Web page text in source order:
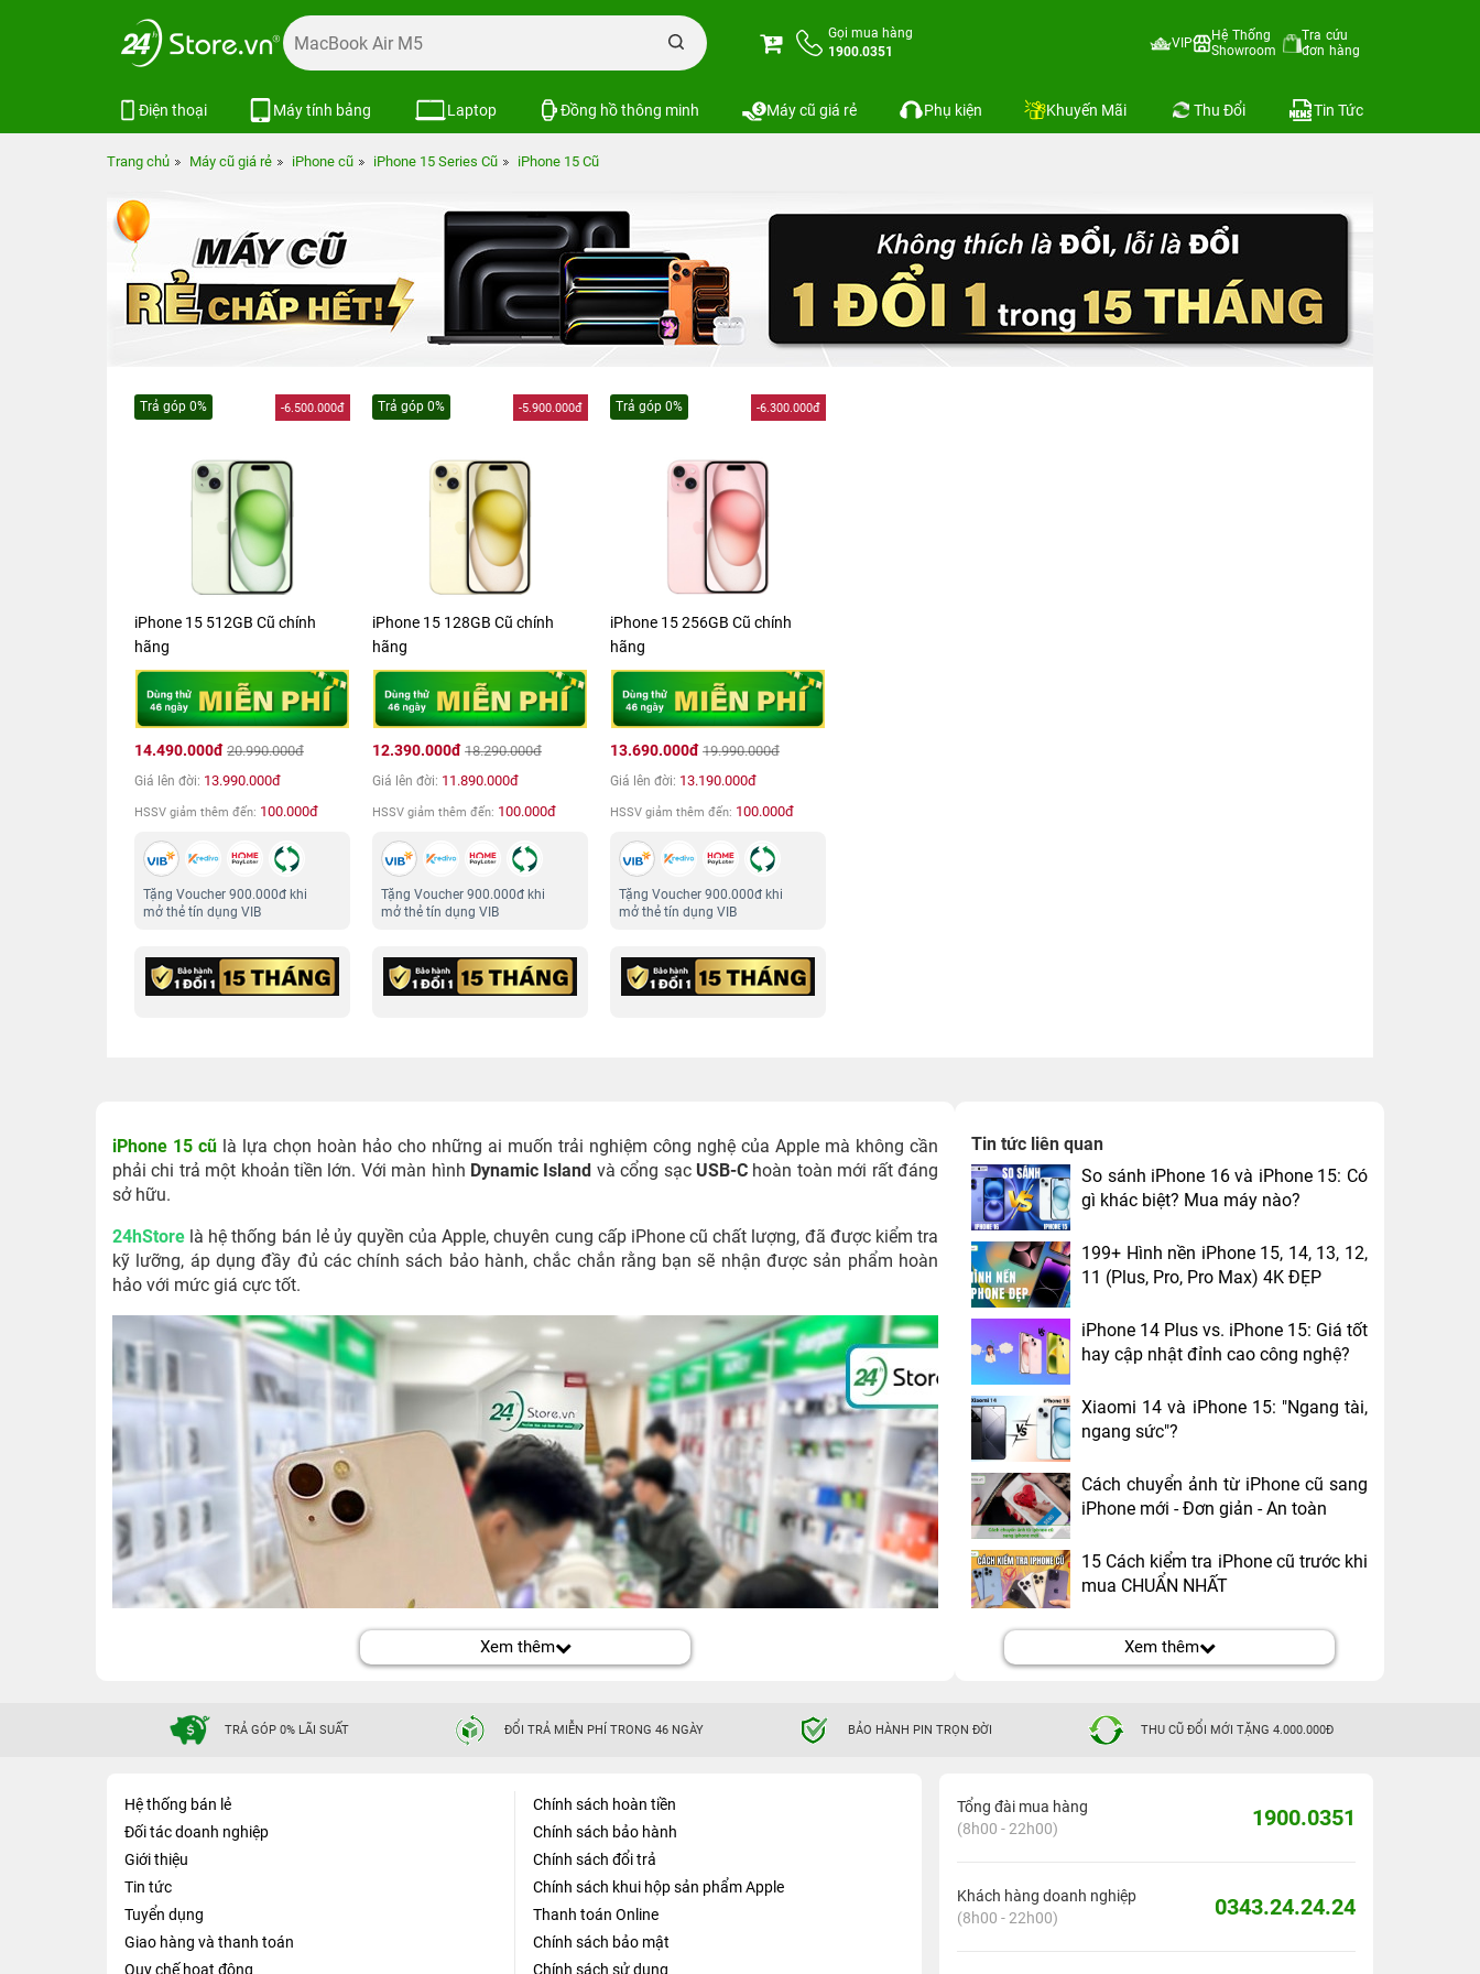
Gọi mua hàng
1900.0351
VIP
Hệ Thống
Showroom
Tra cứu
đơn hàng
Điện thoại Máy tính bảng Laptop Đồng hồ thông minh Máy cũ giá rẻ Phụ kiện Khuyến Mãi Thu Đổi Tin Tức
Trang chủ Máy cũ giá rẻ iPhone cũ iPhone 15 Series Cũ iPhone 15 Cũ
Trả góp 0% -6.500.000đ
iPhone 15 512GB Cũ chính
hãng
14.490.000đ 20.990.000đ
Giá lên đời: 13.990.000đ
HSSV giảm thêm đến: 100.000đ
Tặng Voucher 900.000đ khi
mở thẻ tín dụng VIB
Trả góp 0% -5.900.000đ
iPhone 15 128GB Cũ chính
hãng
12.390.000đ 18.290.000đ
Giá lên đời: 11.890.000đ
HSSV giảm thêm đến: 100.000đ
Tặng Voucher 900.000đ khi
mở thẻ tín dụng VIB
Trả góp 0% -6.300.000đ
iPhone 15 256GB Cũ chính
hãng
13.690.000đ 19.990.000đ
Giá lên đời: 13.190.000đ
HSSV giảm thêm đến: 100.000đ
Tặng Voucher 900.000đ khi
mở thẻ tín dụng VIB
iPhone 15 cũ là lựa chọn hoàn hảo cho những ai muốn trải nghiệm công nghệ của Apple mà không cần
phải chi trả một khoản tiền lớn. Với màn hình Dynamic Island và cổng sạc USB-C hoàn toàn mới rất đáng
sở hữu.
24hStore là hệ thống bán lẻ ủy quyền của Apple, chuyên cung cấp iPhone cũ chất lượng, đã được kiểm tra
kỹ lưỡng, áp dụng đầy đủ các chính sách bảo hành, chắc chắn rằng bạn sẽ nhận được sản phẩm hoàn
hảo với mức giá cực tốt.
Xem thêm
Tin tức liên quan
So sánh iPhone 16 và iPhone 15: Có
gì khác biệt? Mua máy nào?
199+ Hình nền iPhone 15, 14, 13, 12,
11 (Plus, Pro, Pro Max) 4K ĐẸP
iPhone 14 Plus vs. iPhone 15: Giá tốt
hay cập nhật đỉnh cao công nghệ?
Xiaomi 14 và iPhone 15: "Ngang tài,
ngang sức"?
Cách chuyển ảnh từ iPhone cũ sang
iPhone mới - Đơn giản - An toàn
15 Cách kiểm tra iPhone cũ trước khi
mua CHUẨN NHẤT
Xem thêm
TRẢ GÓP 0% LÃI SUẤT ĐỔI TRẢ MIỄN PHÍ TRONG 46 NGÀY BẢO HÀNH PIN TRỌN ĐỜI THU CŨ ĐỔI MỚI TẶNG 4.000.000Đ
Hệ thống bán lẻ
Đối tác doanh nghiệp
Giới thiệu
Tin tức
Tuyển dụng
Giao hàng và thanh toán
Quy chế hoạt động
Chính sách hoàn tiền
Chính sách bảo hành
Chính sách đổi trả
Chính sách khui hộp sản phẩm Apple
Thanh toán Online
Chính sách bảo mật
Chính sách sử dụng
Tổng đài mua hàng
(8h00 - 22h00)
1900.0351
Khách hàng doanh nghiệp
(8h00 - 22h00)
0343.24.24.24